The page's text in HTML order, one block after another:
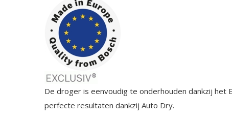
De droger is eenvoudig te onderhouden dankzij het
perfecte resultaten dankzij Auto Dry.